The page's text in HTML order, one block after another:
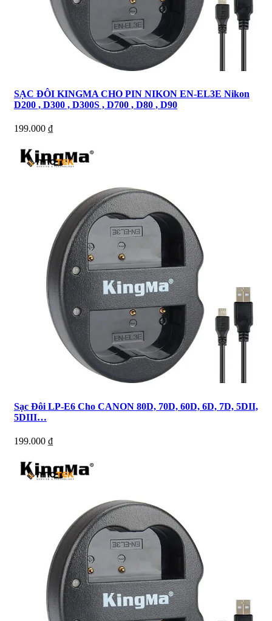
SẠC ĐÔI KINGMA CHO PIN NIKON EN-EL3E Nikon
D200 , D300 , D300S , D700 , D80 , D90
199.000 ₫
Sạc Đôi LP-E6 Cho CANON 80D, 70D, 60D, 6D, 7D, 5DII,
5DIII…
199.000 ₫